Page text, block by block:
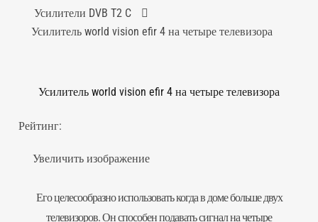
Усилители DVB T2 C
Усилитель world vision efir 4 на четыре телевизора
Усилитель world vision efir 4 на четыре телевизора
Рейтинг:
Увеличить изображение
Его целесообразно использовать когда в доме больше двух
телевизоров. Он способен подавать сигнал на четыре